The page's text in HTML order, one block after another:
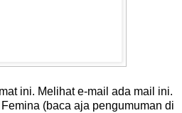
ini. Melihat e-mail ada mail ini.
(baca aja pengumuman di